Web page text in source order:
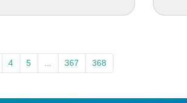
4 5 367 368